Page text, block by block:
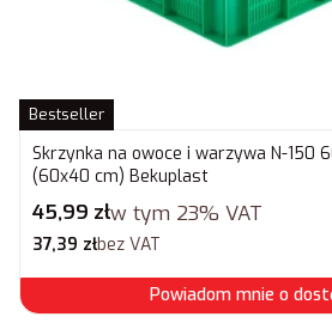
Bestseller
Skrzynka na owoce i warzywa N-150
(60x40 cm) Bekuplast
Cena brutto
45,99 złw tym 23% VAT
Cena netto
37,39 złbez VAT
Powiadom mnie o